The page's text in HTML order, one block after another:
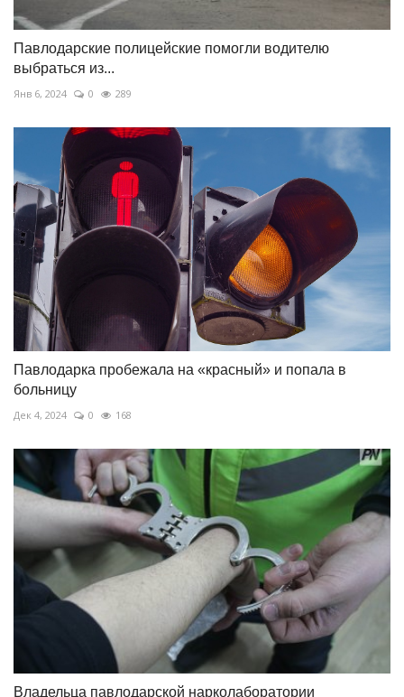
Павлодарские полицейские помогли водителю
выбраться из...
Янв 6, 2024 0 289
Павлодарка пробежала на «красный» и попала в
больницу
Дек 4, 2024 0 168
Владельца павлодарской нарколаборатории